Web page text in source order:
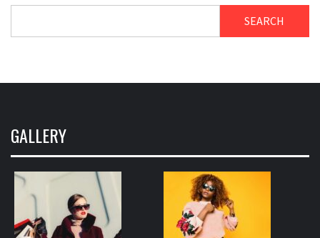
SEARCH
GALLERY